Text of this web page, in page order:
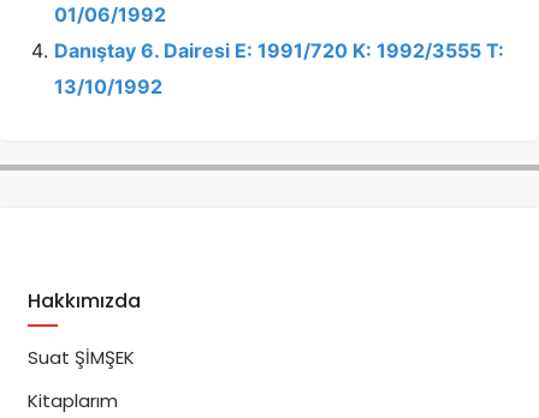
01/06/1992
Danıştay 6. Dairesi E: 1991/720 K: 1992/3555 T:
13/10/1992
Hakkımızda
Suat ŞİMŞEK
Kitaplarım